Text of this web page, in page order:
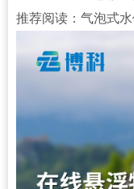
推荐阅读： 气泡式